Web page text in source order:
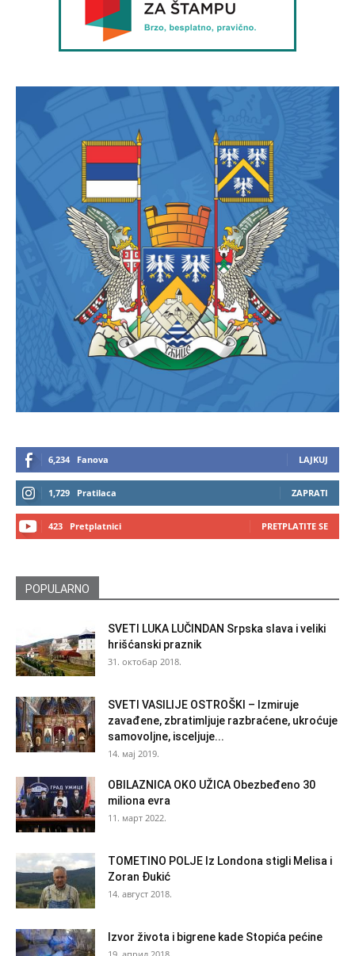
6,234 Fanova LAJKUJ
1,729 Pratilaca ZAPRATI
423 Pretplatnici PRETPLATITE SE
POPULARNO
SVETI LUKA LUČINDAN Srpska slava i veliki
hrišćanski praznik
31. октобар 2018.
SVETI VASILIJE OSTROŠKI – Izmiruje
zavađene, zbratimljuje razbraćene, ukroćuje
samovoljne, isceljuje...
14. мај 2019.
OBILAZNICA OKO UŽICA Obezbeđeno 30
miliona evra
11. март 2022.
TOMETINO POLJE Iz Londona stigli Melisa i
Zoran Đukić
14. август 2018.
Izvor života i bigrene kade Stopića pećine